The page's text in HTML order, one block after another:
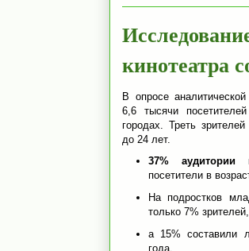
кинотеатра
В опросе
6,6 тысячи
городах. Треть
до 24 лет.
37% аудитории
посетители в
На подростков
только 7% зрителей,
а 15% составили
года.